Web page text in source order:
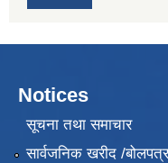
Notices
सूचना तथा समाचार
सार्वजनिक खरीद /